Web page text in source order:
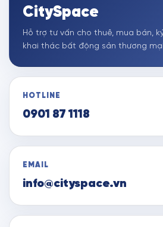
CitySpace
Hỗ trợ tư vấn cho thuê, mua bán,
khai thác bất động sản thương
HOTLINE
0901 87 1118
EMAIL
info@cityspace.vn